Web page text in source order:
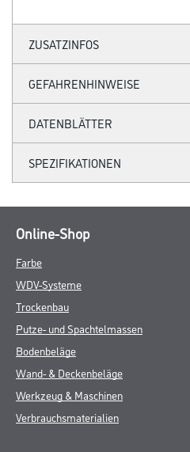
ZUSATZINFOS
GEFAHRENHINWEISE
DATENBLÄTTER
SPEZIFIKATIONEN
Online-Shop
Farbe
WDV-Systeme
Trockenbau
Putze- und Spachtelmassen
Bodenbeläge
Wand- & Deckenbeläge
Werkzeug & Maschinen
Verbrauchsmaterialien